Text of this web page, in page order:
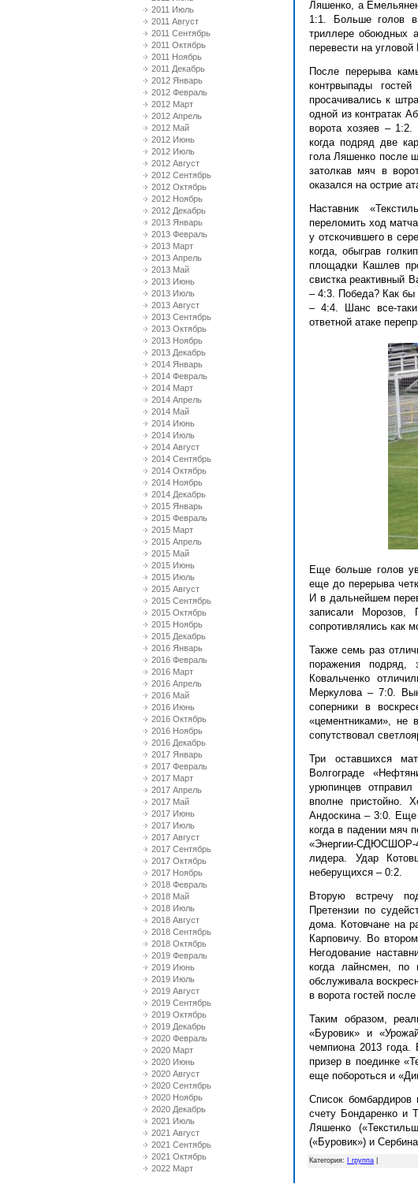
2011 Июль
2011 Август
2011 Сентябрь
2011 Октябрь
2011 Ноябрь
2011 Декабрь
2012 Январь
2012 Февраль
2012 Март
2012 Апрель
2012 Май
2012 Июнь
2012 Июль
2012 Август
2012 Сентябрь
2012 Октябрь
2012 Ноябрь
2012 Декабрь
2013 Январь
2013 Февраль
2013 Март
2013 Апрель
2013 Май
2013 Июнь
2013 Июль
2013 Август
2013 Сентябрь
2013 Октябрь
2013 Ноябрь
2013 Декабрь
2014 Январь
2014 Февраль
2014 Март
2014 Апрель
2014 Май
2014 Июнь
2014 Июль
2014 Август
2014 Сентябрь
2014 Октябрь
2014 Ноябрь
2014 Декабрь
2015 Январь
2015 Февраль
2015 Март
2015 Апрель
2015 Май
2015 Июнь
2015 Июль
2015 Август
2015 Сентябрь
2015 Октябрь
2015 Ноябрь
2015 Декабрь
2016 Январь
2016 Февраль
2016 Март
2016 Апрель
2016 Май
2016 Июнь
2016 Октябрь
2016 Ноябрь
2016 Декабрь
2017 Январь
2017 Февраль
2017 Март
2017 Апрель
2017 Май
2017 Июнь
2017 Июль
2017 Август
2017 Сентябрь
2017 Октябрь
2017 Ноябрь
2018 Февраль
2018 Май
2018 Июль
2018 Август
2018 Сентябрь
2018 Октябрь
2019 Февраль
2019 Июнь
2019 Июль
2019 Август
2019 Сентябрь
2019 Октябрь
2019 Декабрь
2020 Февраль
2020 Март
2020 Июнь
2020 Август
2020 Сентябрь
2020 Ноябрь
2020 Декабрь
2021 Июль
2021 Август
2021 Сентябрь
2021 Октябрь
2022 Март
Ляшенко, а
1:1. Больше голов
триллере обоюдных
перевести на угловой
После перерыва
контрвыпады
просачивались к
одной из контратак
ворота хозяев – 1:2.
когда подряд две
гола Ляшенко после
затолкав мяч в
оказался на острие
Наставник
переломить ход
у отскочившего в
когда, обыграв
площадки Кашлев
свистка реактивный
– 4:3. Победа? Как
– 4:4. Шанс все-
ответной атаке
Еще больше голов
еще до перерыва
И в дальнейшем
записали
сопротивлялись как
Также семь раз
поражения
Ковальченко
Меркулова – 7:0.
соперники в
«цементниками», не
сопутствовал
Три оставшихся
Волгограде
урюпинцев
вполне пристойно.
Андоскина – 3:0. Еще
когда в падении мяч
«Энергии-СДЮСШОР-
лидера. Удар
неберущихся – 0:2.
Вторую встречу
Претензии по
дома. Котовчане на
Карповичу. Во
Негодование
когда лайнсмен,
обслуживала
в ворота гостей
Таким образом,
«Буровик» и
чемпиона 2013 года.
призер в поединке
еще побороться и
Список бомбардиров
счету Бондаренко и
Ляшенко
(«Буровик») и
Категория: I группа